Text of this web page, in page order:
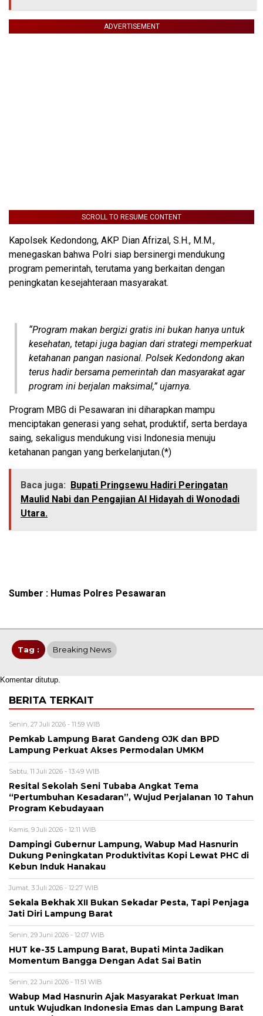
ADVERTISEMENT
SCROLL TO RESUME CONTENT
Kapolsek Kedondong, AKP Dian Afrizal, S.H., M.M.,
menegaskan bahwa Polri siap bersinergi mendukung
program pemerintah, terutama yang berkaitan dengan
peningkatan kesejahteraan masyarakat.
“Program makan bergizi gratis ini bukan hanya untuk
kesehatan, tetapi juga bagian dari strategi memperkuat
ketahanan pangan nasional. Polsek Kedondong akan
terus hadir bersama pemerintah dan masyarakat agar
program ini berjalan maksimal,” ujarnya.
Program MBG di Pesawaran ini diharapkan mampu
menciptakan generasi yang sehat, produktif, serta berdaya
saing, sekaligus mendukung visi Indonesia menuju
ketahanan pangan yang berkelanjutan.(*)
Baca juga:
Bupati Pringsewu Hadiri Peringatan
Maulid Nabi dan Pengajian Al Hidayah di Wonodadi
Utara.
Sumber : Humas Polres Pesawaran
Tag : Breaking News
Komentar ditutup.
BERITA TERKAIT
Senin, 27 Juli 2026 - 11:59 WIB
Pemkab Lampung Barat Gandeng OJK dan BPD
Lampung Perkuat Akses Permodalan UMKM
Sabtu, 11 Juli 2026 - 13:49 WIB
Resital Sekolah Seni Tubaba Angkat Tema
“Pertumbuhan Kesadaran”, Wujud Perjalanan 10 Tahun
Program Kebudayaan
Kamis, 9 Juli 2026 - 12:11 WIB
Dampingi Gubernur Lampung, Wabup Mad Hasnurin
Dukung Peningkatan Produktivitas Kopi Lewat PHC di
Kebun Induk Hanakau
Jumat, 3 Juli 2026 - 12:27 WIB
Sekala Bekhak XII Bukan Sekadar Pesta, Tapi Penjaga
Jati Diri Lampung Barat
Senin, 29 Juni 2026 - 12:07 WIB
HUT ke-35 Lampung Barat, Bupati Minta Jadikan
Momentum Bangga Dengan Adat Sai Batin
Senin, 22 Juni 2026 - 11:51 WIB
Wabup Mad Hasnurin Ajak Masyarakat Perkuat Iman
untuk Wujudkan Indonesia Emas dan Lampung Barat